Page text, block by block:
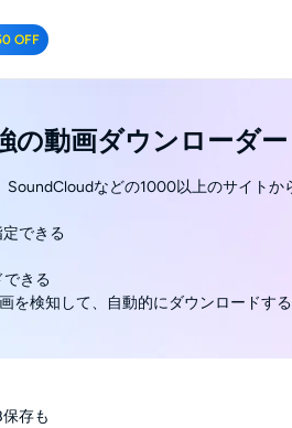
ロードする.
OFF
の動画ダウンローダー
SoundCloudなどの1000以上のサイトか
できる
できる
を検知して、自動的にダウンロードする
存も